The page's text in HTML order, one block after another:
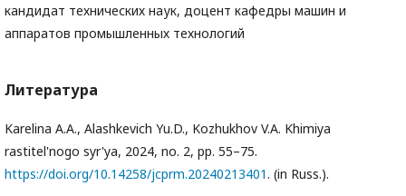
кандидат технических наук, доцент кафедры машин и
аппаратов промышленных технологий
Литература
Karelina A.A., Alashkevich Yu.D., Kozhukhov V.A. Khimiya
rastitel'nogo syr'ya, 2024, no. 2, pp. 55–75.
https://doi.org/10.14258/jcprm.20240213401. (in Russ.).